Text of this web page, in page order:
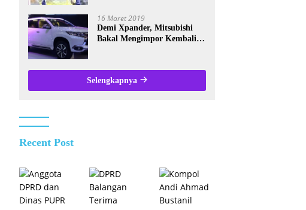
Kalsel
16 Maret 2019
Demi Xpander, Mitsubishi
Bakal Mengimpor Kembali
Selengkapnya
Recent Post